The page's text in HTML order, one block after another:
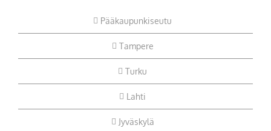
Pääkaupunkiseutu
Tampere
Turku
Lahti
Jyväskylä